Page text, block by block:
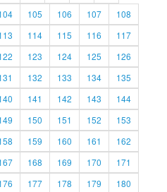
105 106 107
108
114 115 116
117
123 124 125
126
132 133 134
135
141 142 143
144
150 151 152
153
159 160 161
162
168 169 170
171
177 178 179
180